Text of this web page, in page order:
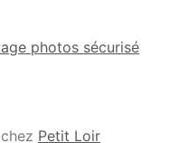
photos sécurisé
Petit Loir